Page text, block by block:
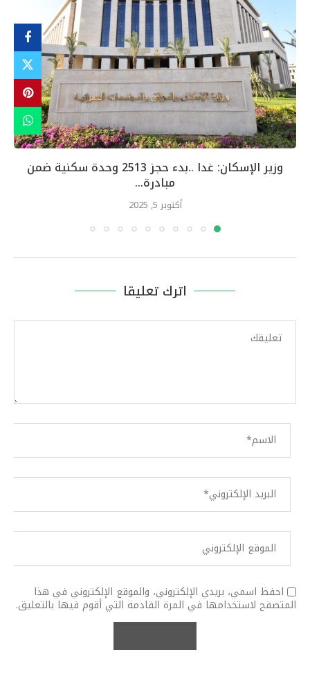
وزير الإسكان: غدا ..بدء حجز 2513 وحدة سكنية ضمن
مبادرة...
أكتوبر 5, 2025
اترك تعليقا
احفظ اسمي، بريدي الإلكتروني، والموقع الإلكتروني في هذا
المتصفح لاستخدامها في المرة القادمة التي أقوم فيها بالتعليق.